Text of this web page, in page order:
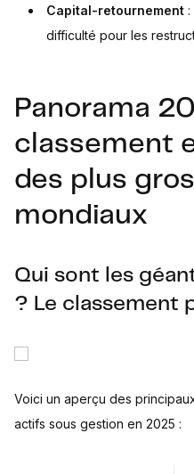
Capital-retournement
difficulté pour les
Panorama
classement
des plus
mondiaux
Qui sont les
? Le classement
Voici un aperçu des
actifs sous gestion en 2025 :